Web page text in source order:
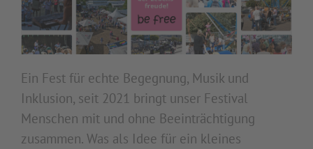
Ein Fest für echte Begegnung, Musik und
Inklusion, seit 2021 bringt unser Festival
Menschen mit und ohne Beeinträchtigung
zusammen. Was als Idee für ein kleines